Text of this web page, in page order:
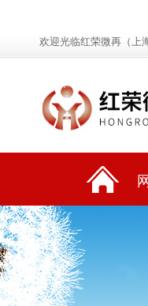
欢迎光临红荣微再（上